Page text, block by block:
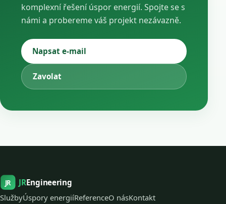
komplexní řešení úspor energií. Spojte se s
námi a probereme váš projekt nezávazně.
Napsat e-mail
Zavolat
JR JREngineering
SlužbyÚspory energiíReferenceO násKontakt